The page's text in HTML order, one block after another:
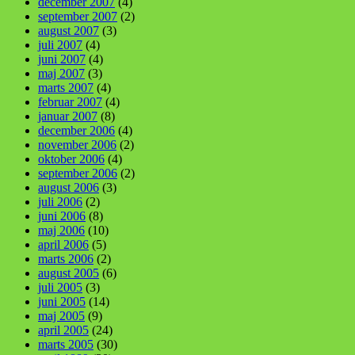
september 2007 (2)
august 2007 (3)
juli 2007 (4)
juni 2007 (4)
maj 2007 (3)
marts 2007 (4)
februar 2007 (4)
januar 2007 (8)
december 2006 (4)
november 2006 (2)
oktober 2006 (4)
september 2006 (2)
august 2006 (3)
juli 2006 (2)
juni 2006 (8)
maj 2006 (10)
april 2006 (5)
marts 2006 (2)
august 2005 (6)
juli 2005 (3)
juni 2005 (14)
maj 2005 (9)
april 2005 (24)
marts 2005 (30)